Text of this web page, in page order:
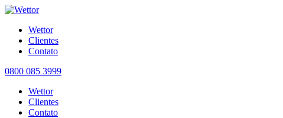
Wettor
Clientes
Contato
0800 085 3999
Wettor
Clientes
Contato